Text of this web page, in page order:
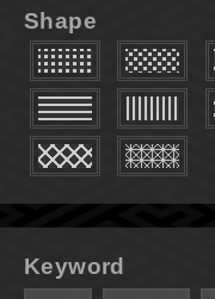
Shape
Keyword